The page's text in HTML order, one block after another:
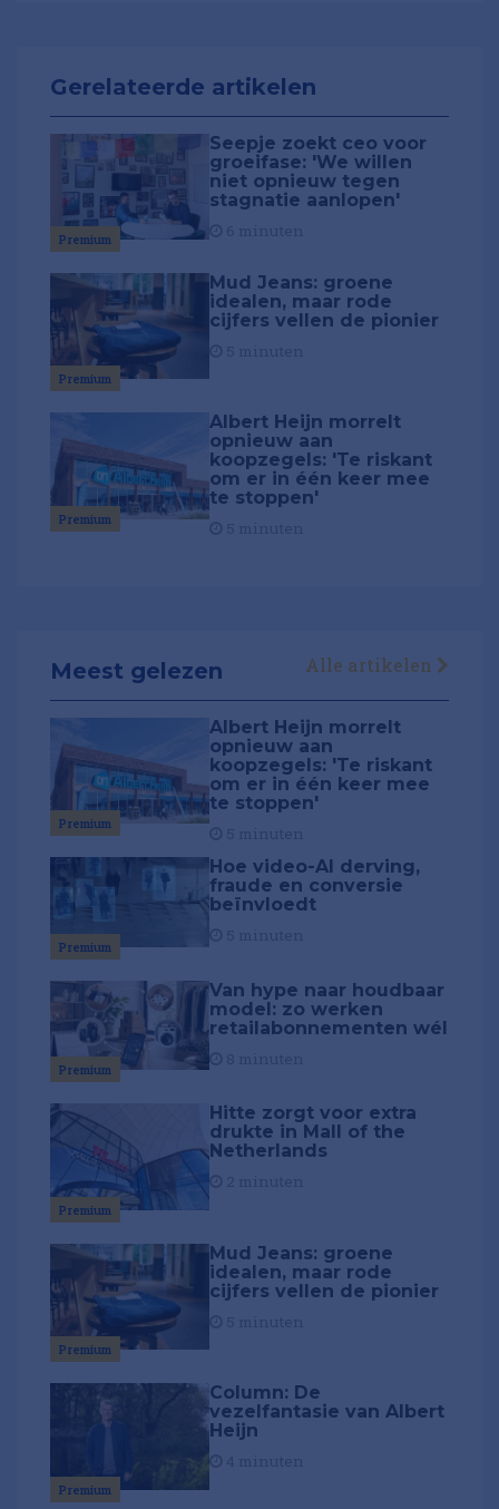
Gerelateerde artikelen
Premium
Seepje zoekt ceo voor
groeifase: 'We willen
niet opnieuw tegen
stagnatie aanlopen'
Premium
Mud Jeans: groene
idealen, maar rode
cijfers vellen de pionier
Premium
Albert Heijn morrelt
opnieuw aan
koopzegels: 'Te riskant
om er in één keer mee
te stoppen'
Meest gelezen Alle artikelen
Premium
Albert Heijn morrelt
opnieuw aan
koopzegels: 'Te riskant
om er in één keer mee
te stoppen'
Premium
Hoe video-AI derving,
fraude en conversie
beïnvloedt
Premium
Van hype naar houdbaar
model: zo werken
retailabonnementen wél
Premium
Hitte zorgt voor extra
drukte in Mall of the
Netherlands
Premium
Mud Jeans: groene
idealen, maar rode
cijfers vellen de pionier
Premium
Column: De
vezelfantasie van Albert
Heijn